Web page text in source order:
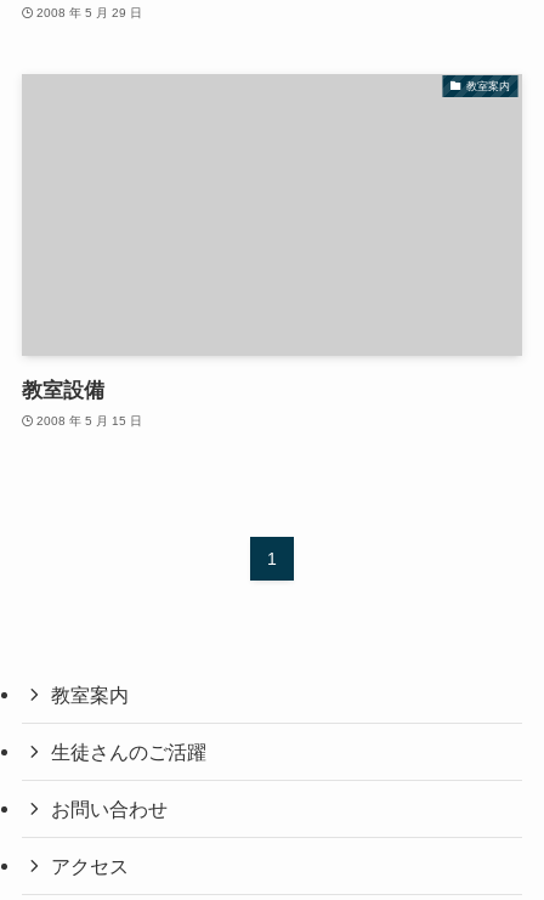
2008 年 5 月 29 日
教室案内
教室設備
2008 年 5 月 15 日
1
教室案内
生徒さんのご活躍
お問い合わせ
アクセス